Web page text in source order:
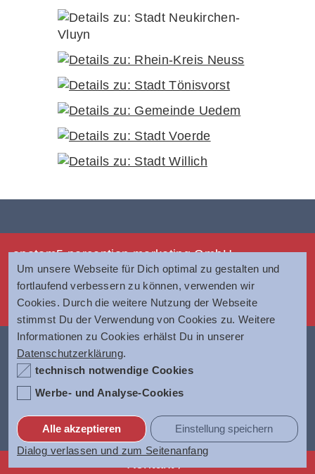
anatom5 perception marketing GmbH
Münsterstraße 121
40476 Düsseldorf
Tel.:0211 420 944 2
Um unsere Webseite für Dich optimal zu gestalten und
fortlaufend verbessern zu können, verwenden wir
Cookies. Durch die weitere Nutzung der Webseite
stimmst Du der Verwendung von Cookies zu. Weitere
Informationen zu Cookies erhälst Du in unserer
Datenschutzerklärung.
technisch notwendige Cookies
Werbe- und Analyse-Cookies
Alle akzeptieren
Einstellung speichern
Dialog verlassen und zum Seitenanfang